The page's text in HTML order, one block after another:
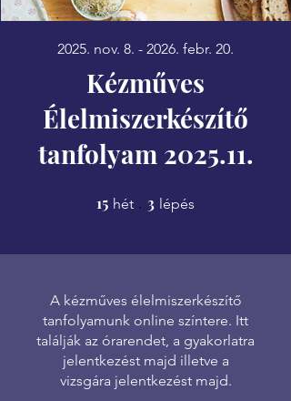
Kézműves
Élelmiszerkészítő
tanfolyam 2025.11.
2025. nov. 8. - 2026. febr. 20.
15 hét 15 hét
3 lépés
A kézműves élelmiszerkészítő
tanfolyamunk online színtere. Itt
találják az órarendet, a gyakorlatra
jelentkezést majd illetve a
vizsgára jelentkezést majd.